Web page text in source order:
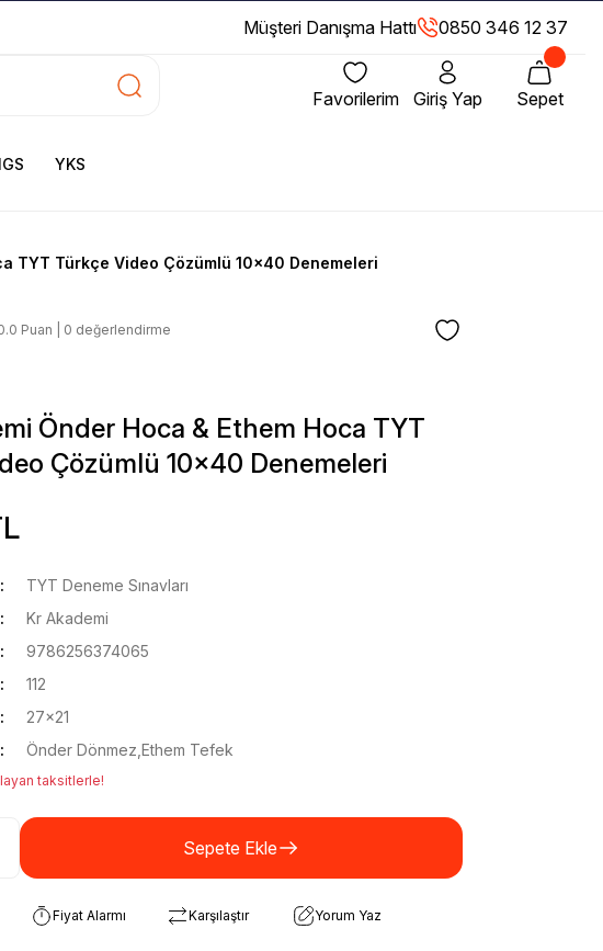
Müşteri Danışma Hattı 0850 346 12 37
Favorilerim Giriş Yap Sepet
YKS
TYT Türkçe Video Çözümlü 10x40 Denemeleri
Puan | 0 değerlendirme
Önder Hoca & Ethem Hoca TYT
Çözümlü 10x40 Denemeleri
TYT Deneme Sınavları
Kr Akademi
9786256374065
112
27x21
Önder Dönmez,Ethem Tefek
taksitlerle!
Sepete Ekle
Fiyat Alarmı Karşılaştır
Yorum Yaz